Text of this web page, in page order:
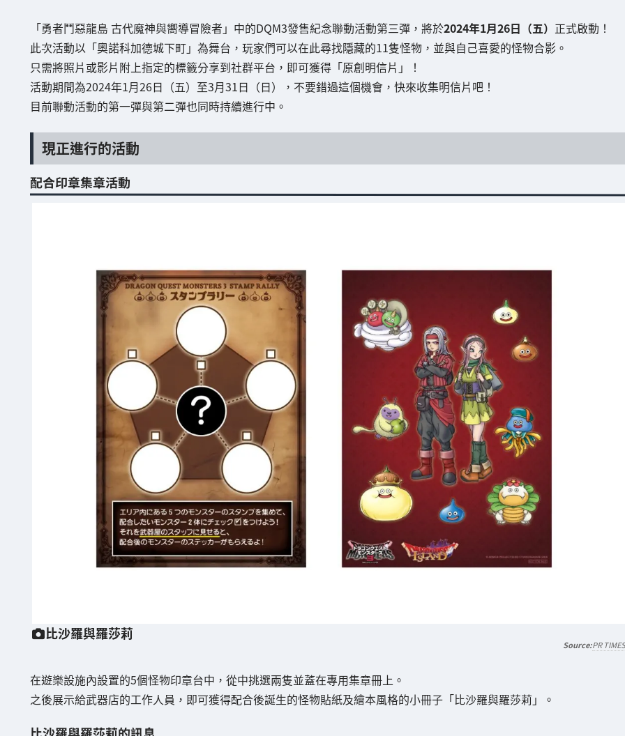
「勇者鬥惡龍島 古代魔神與嚮導冒險者」中的DQM3發售紀念聯動活動第三彈，將於2024年1月26日（五） 正式啟動！
此次活動以「奧諾科加德城下町」為舞台，玩家們可以在此尋找隱藏的11隻怪物，並與自己喜愛的怪物合影。
只需將照片或影片附上指定的標籤分享到社群平台，即可獲得「原創明信片」！
活動期間為2024年1月26日（五）至3月31日（日），不要錯過這個機會，快來收集明信片吧！
目前聯動活動的第一彈與第二彈也同時持續進行中。
現正進行的活動
配合印章集章活動
比沙羅與羅莎莉
PR TIMES
在遊樂設施內設置的5個怪物印章台中，從中挑選兩隻並蓋在專用集章冊上。
之後展示給武器店的工作人員，即可獲得配合後誕生的怪物貼紙及繪本風格的小冊子「比沙羅與羅莎莉」。